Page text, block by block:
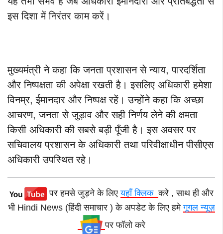
इस दिशा में निरंतर काम करें।
मुख्यमंत्री ने कहा कि जनता प्रशासन से न्याय, पारदर्शिता
और निष्पक्षता की अपेक्षा रखती है। इसलिए अधिकारी हमेशा
विनम्र, ईमानदार और निष्पक्ष रहें। उन्होंने कहा कि अच्छा
आचरण, जनता से जुड़ाव और सही निर्णय लेने की क्षमता
किसी अधिकारी की सबसे बड़ी पूँजी है। इस अवसर पर
सचिवालय प्रशासन के अधिकारी तथा परिवीक्षाधीन पीसीएस
अधिकारी उपस्थित रहे।
पर हमसे जुड़ने के लिएयहाँ क्लिककरे , साथ ही और
भी Hindi News (हिंदी समाचार ) के अपडेट के लिए हमेगूगल न्यूज़
पर फॉलो करे